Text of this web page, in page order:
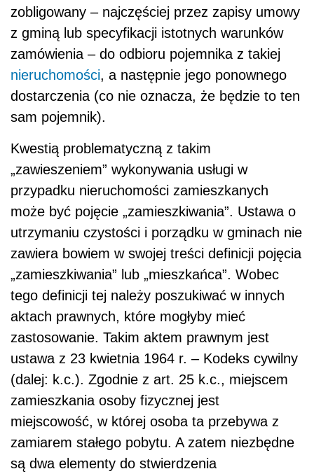
zobligowany – najczęściej przez zapisy umowy
z gminą lub specyfikacji istotnych warunków
zamówienia – do odbioru pojemnika z takiej
nieruchomości, a następnie jego ponownego
dostarczenia (co nie oznacza, że będzie to ten
sam pojemnik).
Kwestią problematyczną z takim
„zawieszeniem” wykonywania usługi w
przypadku nieruchomości zamieszkanych
może być pojęcie „zamieszkiwania”. Ustawa o
utrzymaniu czystości i porządku w gminach nie
zawiera bowiem w swojej treści definicji pojęcia
„zamieszkiwania” lub „mieszkańca”. Wobec
tego definicji tej należy poszukiwać w innych
aktach prawnych, które mogłyby mieć
zastosowanie. Takim aktem prawnym jest
ustawa z 23 kwietnia 1964 r. – Kodeks cywilny
(dalej: k.c.). Zgodnie z art. 25 k.c., miejscem
zamieszkania osoby fizycznej jest
miejscowość, w której osoba ta przebywa z
zamiarem stałego pobytu. A zatem niezbędne
są dwa elementy do stwierdzenia